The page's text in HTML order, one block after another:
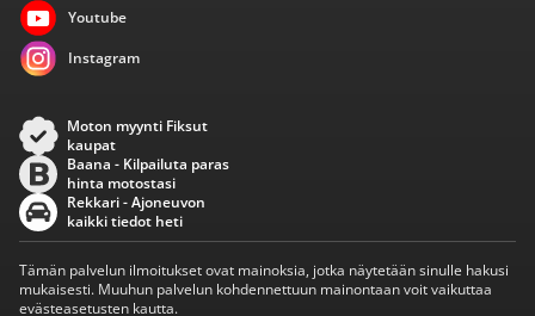
Youtube
Instagram
Moton myynti Fiksut
kaupat
Baana - Kilpailuta paras
hinta motostasi
Rekkari - Ajoneuvon
kaikki tiedot heti
Tämän palvelun ilmoitukset ovat mainoksia, jotka näytetään sinulle hakusi
mukaisesti. Muuhun palvelun kohdennettuun mainontaan voit vaikuttaa
evästeasetusten kautta.